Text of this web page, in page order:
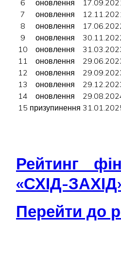
6
оновлення
7
оновлення
8
оновлення
9
оновлення
10
оновлення
11
оновлення
12
оновлення
13
оновлення
14
оновлення
15 призупинення
Рейтинг
«СХІД-
Перейти до